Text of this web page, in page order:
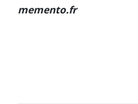
memento.fr